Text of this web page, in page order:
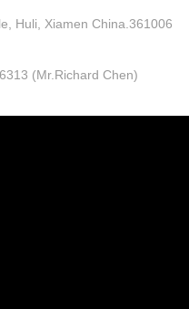
Huli, Xiamen China.361006
(Mr.Richard Chen)